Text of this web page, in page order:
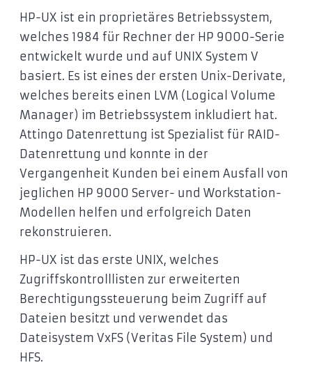
HP-UX ist ein proprietäres Betriebssystem,
welches 1984 für Rechner der HP 9000-Serie
entwickelt wurde und auf UNIX System V
basiert. Es ist eines der ersten Unix-Derivate,
welches bereits einen LVM (Logical Volume
Manager) im Betriebssystem inkludiert hat.
Attingo Datenrettung ist Spezialist für RAID-
Datenrettung und konnte in der
Vergangenheit Kunden bei einem Ausfall von
jeglichen HP 9000 Server- und Workstation-
Modellen helfen und erfolgreich Daten
rekonstruieren.
HP-UX ist das erste UNIX, welches
Zugriffskontrolllisten zur erweiterten
Berechtigungssteuerung beim Zugriff auf
Dateien besitzt und verwendet das
Dateisystem VxFS (Veritas File System) und
HFS.